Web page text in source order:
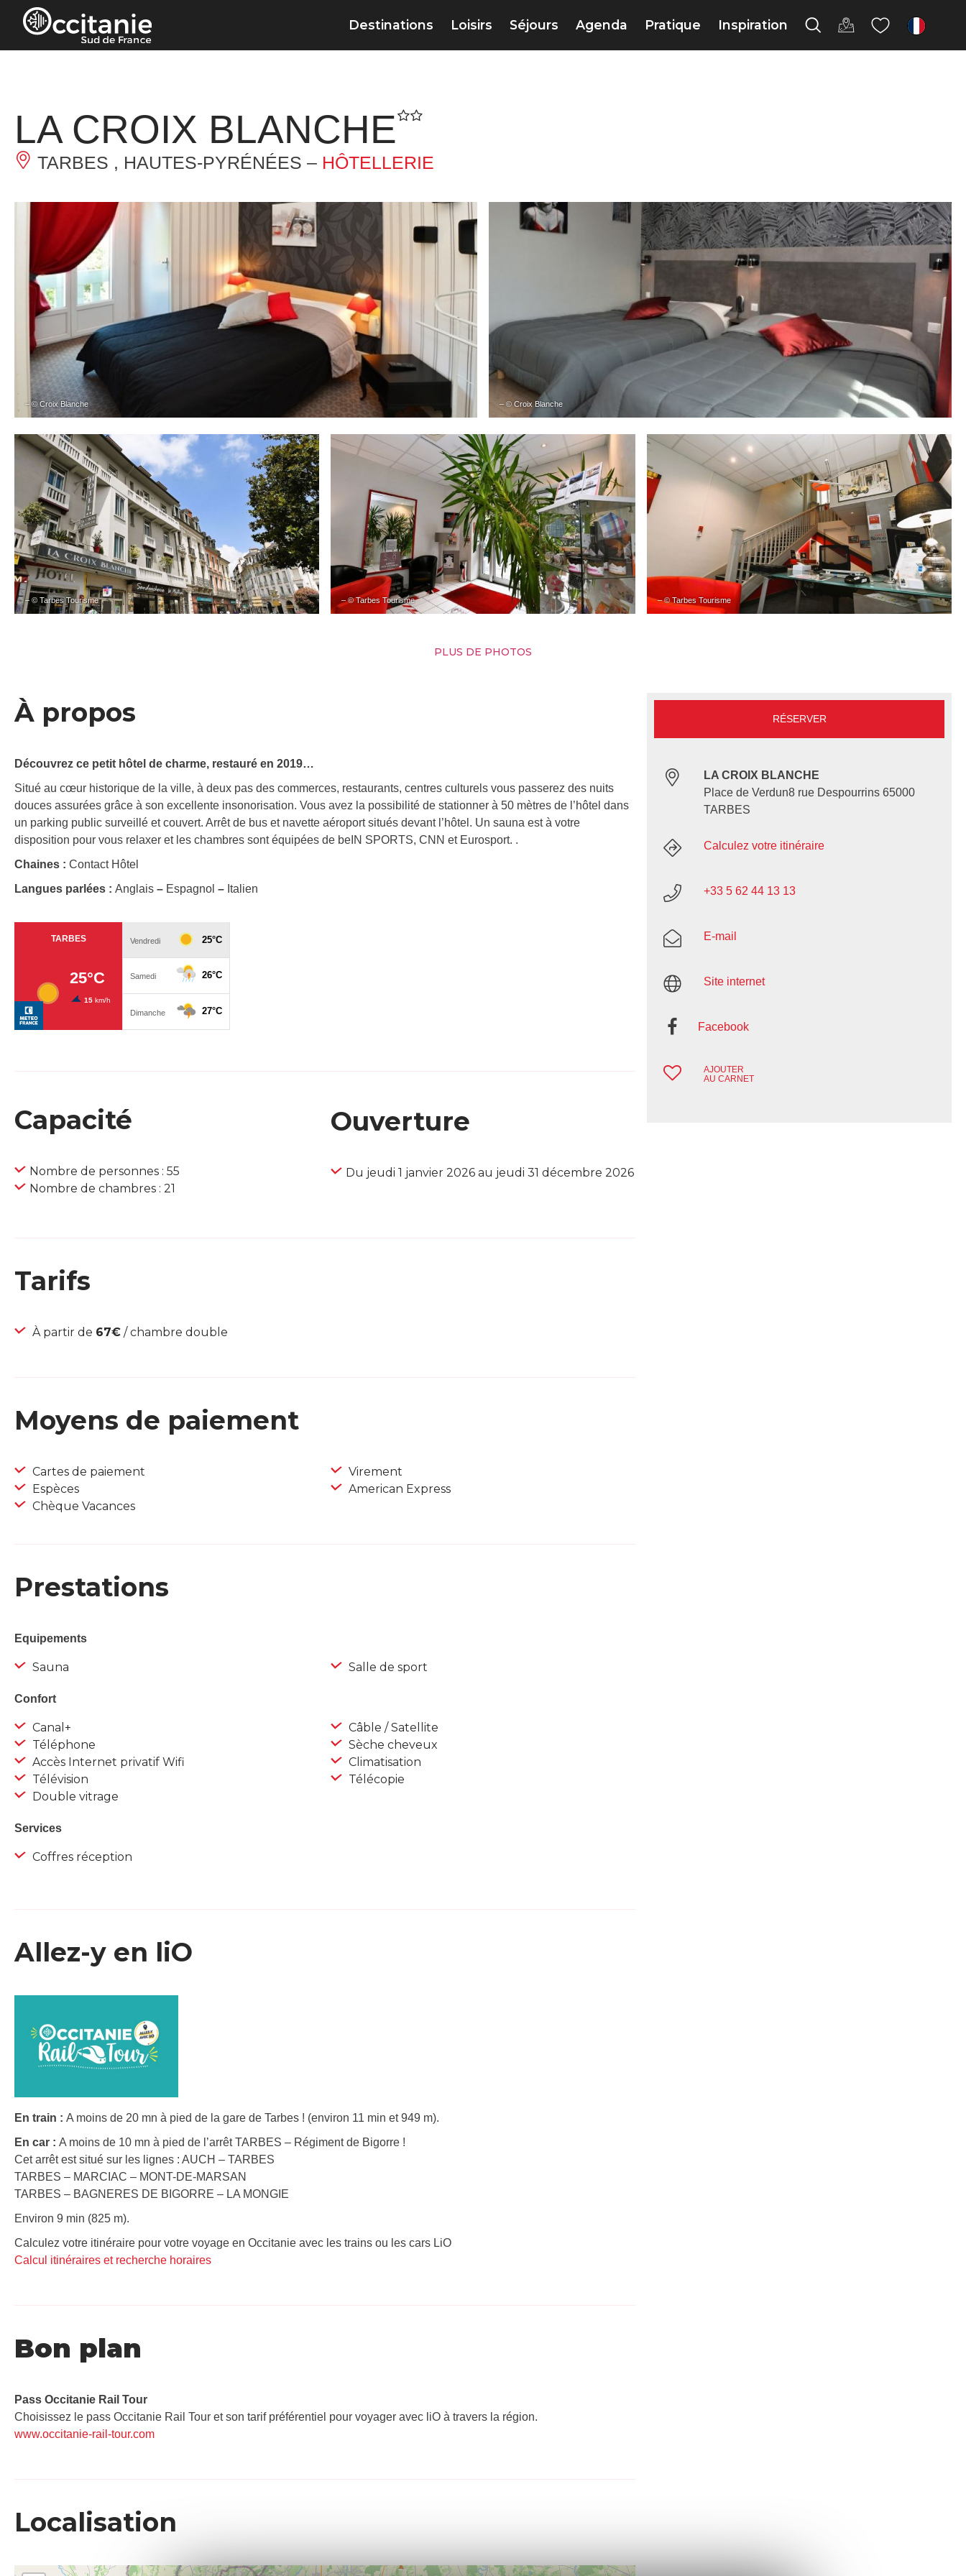
Panneau de gestion des cookies
Destinations Loisirs Séjours Agenda Pratique Inspiration fr
LA CROIX BLANCHE
TARBES , HAUTES-PYRÉNÉES – HÔTELLERIE
– © Croix Blanche – © Croix Blanche
– © Tarbes Tourisme – © Tarbes Tourisme – © Tarbes Tourisme
PLUS DE PHOTOS
À propos
Découvrez ce petit hôtel de charme, restauré en 2019…
Situé au cœur historique de la ville, à deux pas des commerces, restaurants, centres culturels vous passerez des nuits
douces assurées grâce à son excellente insonorisation. Vous avez la possibilité de stationner à 50 mètres de l’hôtel dans
un parking public surveillé et couvert. Arrêt de bus et navette aéroport situés devant l’hôtel. Un sauna est à votre
disposition pour vous relaxer et les chambres sont équipées de beIN SPORTS, CNN et Eurosport. .
Chaines : Contact Hôtel
Langues parlées : Anglais – Espagnol – Italien
Capacité
Nombre de personnes : 55
Nombre de chambres : 21
Ouverture
Du jeudi 1 janvier 2026 au jeudi 31 décembre 2026
Tarifs
À partir de 67€ / chambre double
Moyens de paiement
Cartes de paiement
Espèces
Chèque Vacances
Virement
American Express
Prestations
Equipements
Sauna Salle de sport
Confort
Canal+
Téléphone
Accès Internet privatif Wifi
Télévision
Double vitrage
Câble / Satellite
Sèche cheveux
Climatisation
Télécopie
Services
Coffres réception
Allez-y en liO
En train : A moins de 20 mn à pied de la gare de Tarbes ! (environ 11 min et 949 m).
En car : A moins de 10 mn à pied de l’arrêt TARBES – Régiment de Bigorre !
Cet arrêt est situé sur les lignes : AUCH – TARBES
TARBES – MARCIAC – MONT-DE-MARSAN
TARBES – BAGNERES DE BIGORRE – LA MONGIE
Environ 9 min (825 m).
Calculez votre itinéraire pour votre voyage en Occitanie avec les trains ou les cars LiO
Calcul itinéraires et recherche horaires
Bon plan
Pass Occitanie Rail Tour​
Choisissez le pass Occitanie Rail Tour et son tarif préférentiel pour voyager avec liO à travers la région.
www.occitanie-rail-tour.com
Localisation
RÉSERVER
LA CROIX BLANCHE
Place de Verdun8 rue Despourrins 65000
TARBES
Calculez votre itinéraire
+33 5 62 44 13 13
E-mail
Site internet
Facebook
AJOUTER
AU CARNET